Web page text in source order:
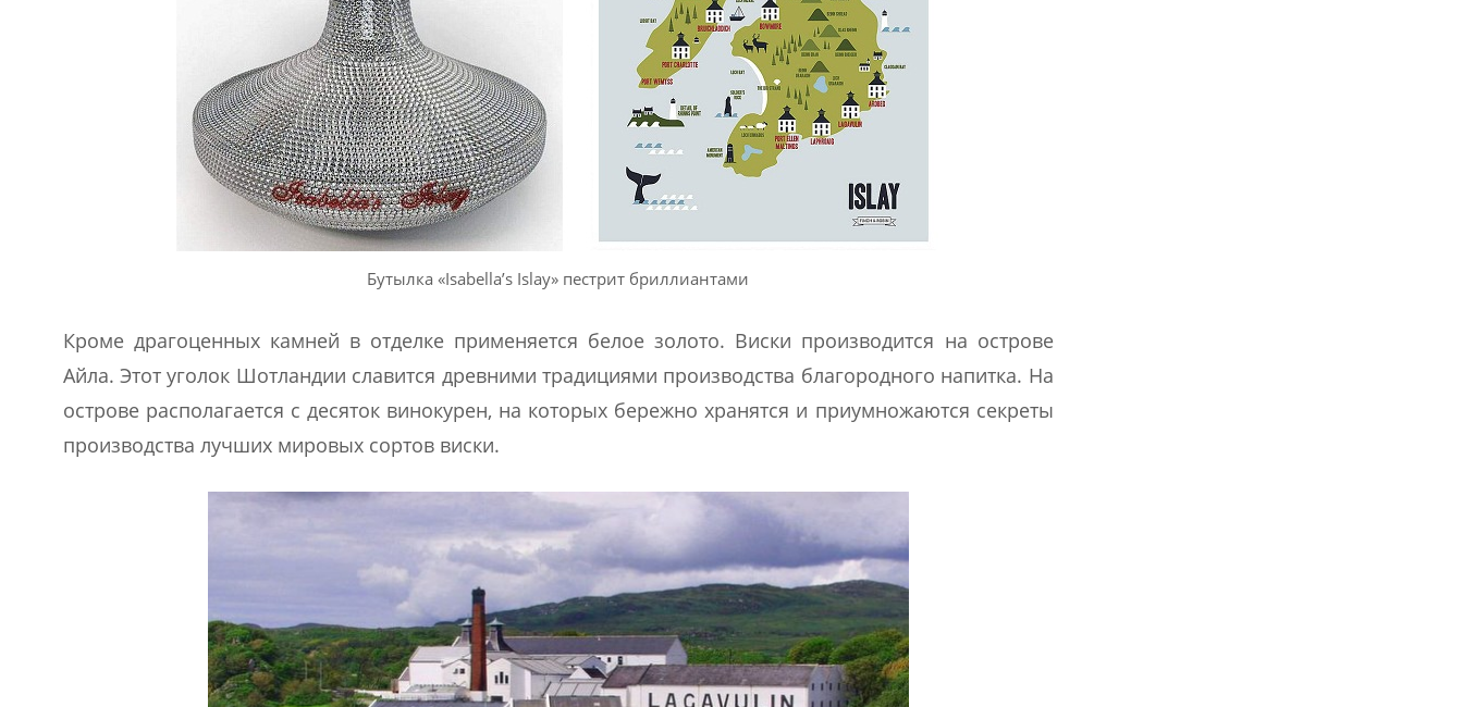
Бутылка «Isabella’s Islay» пестрит бриллиантами
Кроме драгоценных камней в отделке применяется белое золото. Виски производится на острове
Айла. Этот уголок Шотландии славится древними традициями производства благородного напитка. На
острове располагается с десяток винокурен, на которых бережно хранятся и приумножаются секреты
производства лучших мировых сортов виски.